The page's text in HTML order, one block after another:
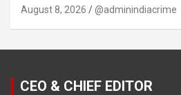
August 8, 2026 @adminindiacrime
CEO & CHIEF EDITOR